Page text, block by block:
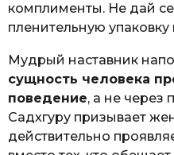
комплименты. Не дай
пленительную
Мудрый наставник
сущность человека
поведение, а не
Садхгуру призывает
действительно